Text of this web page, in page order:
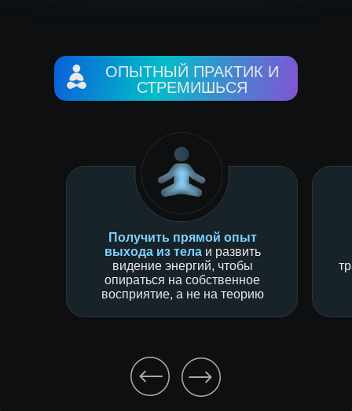
ОПЫТНЫЙ ПРАКТИК И
СТРЕМИШЬСЯ
Получить прямой опыт
выхода из телаи развить
видение энергий, чтобы
опираться на собственное
восприятие, а не на теорию